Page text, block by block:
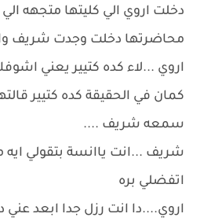
دخلت اروي الي كليتها متجهه
محاضرتها دخلت وجدت شريف
اروي ...لاء كده كتيير يعني
كمان في الحقيقة كده كتيير
سمعه شريف ....
شريف ...انت ياانسة بتقولي
اتفضلي بره
اروي....دا انت رزل جدا ابعد